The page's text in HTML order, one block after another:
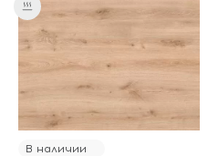
В наличии